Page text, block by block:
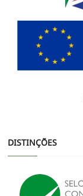
DISTINÇÕES